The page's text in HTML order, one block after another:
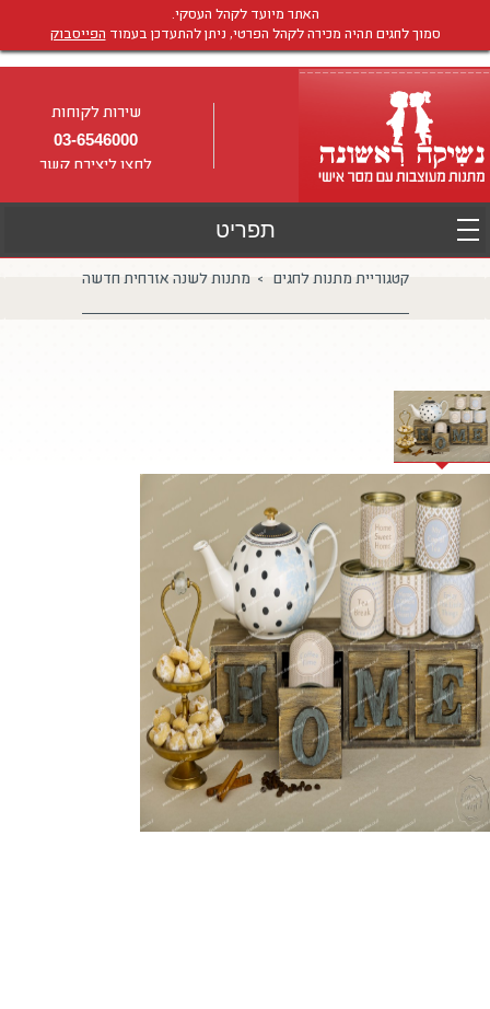
האתר מיועד לקהל העסקי.
סמוך לחגים תהיה מכירה לקהל הפרטי, ניתן להתעדכן בעמוד הפייסבוק
שירות לקוחות
03-6546000
לחצו ליצירת קשר
קטגוריית מתנות לחגים > מתנות לשנה אזרחית חדשה